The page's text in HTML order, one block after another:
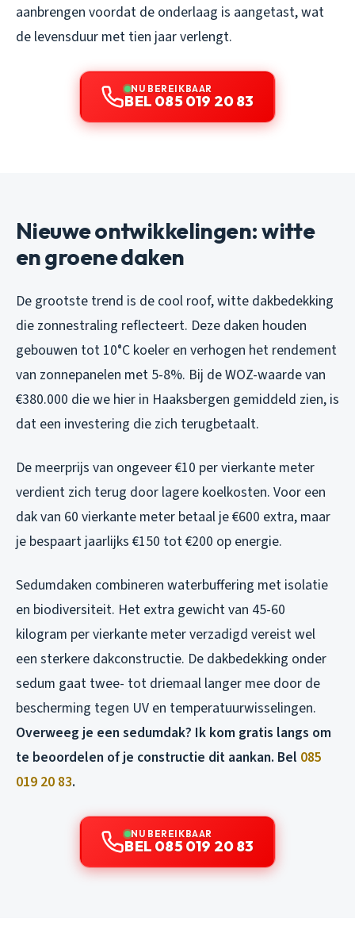
aanbrengen voordat de onderlaag is aangetast, wat
de levensduur met tien jaar verlengt.
NU BEREIKBAAR
BEL 085 019 20 83
Nieuwe ontwikkelingen: witte
en groene daken
De grootste trend is de cool roof, witte dakbedekking
die zonnestraling reflecteert. Deze daken houden
gebouwen tot 10°C koeler en verhogen het rendement
van zonnepanelen met 5-8%. Bij de WOZ-waarde van
€380.000 die we hier in Haaksbergen gemiddeld zien, is
dat een investering die zich terugbetaalt.
De meerprijs van ongeveer €10 per vierkante meter
verdient zich terug door lagere koelkosten. Voor een
dak van 60 vierkante meter betaal je €600 extra, maar
je bespaart jaarlijks €150 tot €200 op energie.
Sedumdaken combineren waterbuffering met isolatie
en biodiversiteit. Het extra gewicht van 45-60
kilogram per vierkante meter verzadigd vereist wel
een sterkere dakconstructie. De dakbedekking onder
sedum gaat twee- tot driemaal langer mee door de
bescherming tegen UV en temperatuurwisselingen.
Overweeg je een sedumdak? Ik kom gratis langs om
te beoordelen of je constructie dit aankan. Bel 085
019 20 83.
NU BEREIKBAAR
BEL 085 019 20 83